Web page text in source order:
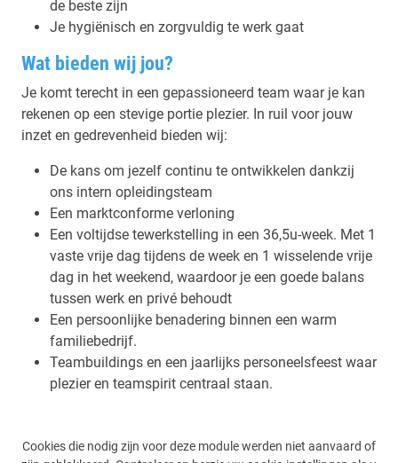
de beste zijn
Je hygiënisch en zorgvuldig te werk gaat
Wat bieden wij jou?
Je komt terecht in een gepassioneerd team waar je kan
rekenen op een stevige portie plezier. In ruil voor jouw
inzet en gedrevenheid bieden wij:
De kans om jezelf continu te ontwikkelen dankzij
ons intern opleidingsteam
Een marktconforme verloning
Een voltijdse tewerkstelling in een 36,5u-week. Met 1
vaste vrije dag tijdens de week en 1 wisselende vrije
dag in het weekend, waardoor je een goede balans
tussen werk en privé behoudt
Een persoonlijke benadering binnen een warm
familiebedrijf.
Teambuildings en een jaarlijks personeelsfeest waar
plezier en teamspirit centraal staan.
Cookies die nodig zijn voor deze module werden niet aanvaard of